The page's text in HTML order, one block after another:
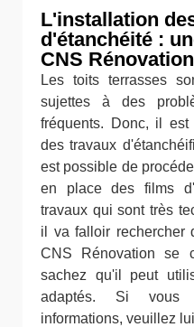
L'installation
d'étanchéité :
CNS
Les toits terrasses
sujettes à des
fréquents. Donc, il
des travaux
est possible de
en place des films
travaux qui sont très
il va falloir rechercher
CNS Rénovation se
sachez qu'il peut
adaptés. Si vous
informations, veuillez